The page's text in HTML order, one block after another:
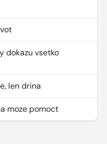
dokazu vsetko
len drina
moze pomoct